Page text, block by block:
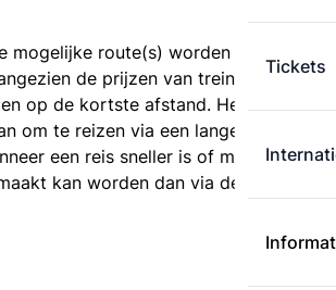
Tickets
mogelijke route(s) worden
de prijzen van treintickets
op de kortste afstand. Het is
om te reizen via een langere route,
een reis sneller is of met minder
kan worden dan via de kortste